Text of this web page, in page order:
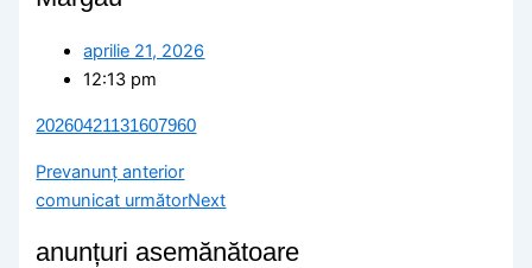
aprilie 21, 2026
12:13 pm
20260421131607960
Prevanunț anterior
comunicat următorNext
anunțuri asemănătoare